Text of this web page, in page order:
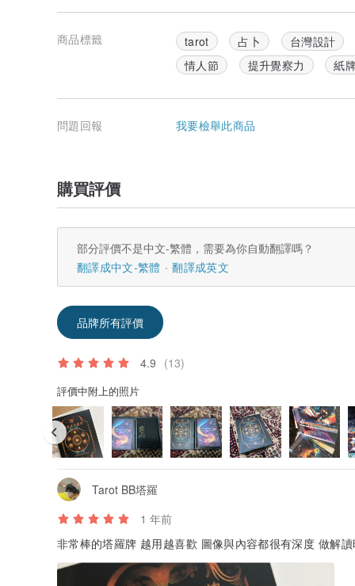
台灣本土團隊敬獻打造，中英文對照牌面，魔幻與經典
然心動的美好儀式感。
商品標籤 tarot 占卜
台灣設計
情人節
提升覺察力 紙
問題回報 我要檢舉此商品
購買評價
部分評價不是中文-繁體，需要為你自動翻譯嗎？
翻譯成中文-繁體
翻譯成英文
品牌所有評價
4.9 (13)
評價中附上的照片
Tarot BB塔羅
1 年前
非常棒的塔羅牌 越用越喜歡 圖像與內容都很有深度 做解